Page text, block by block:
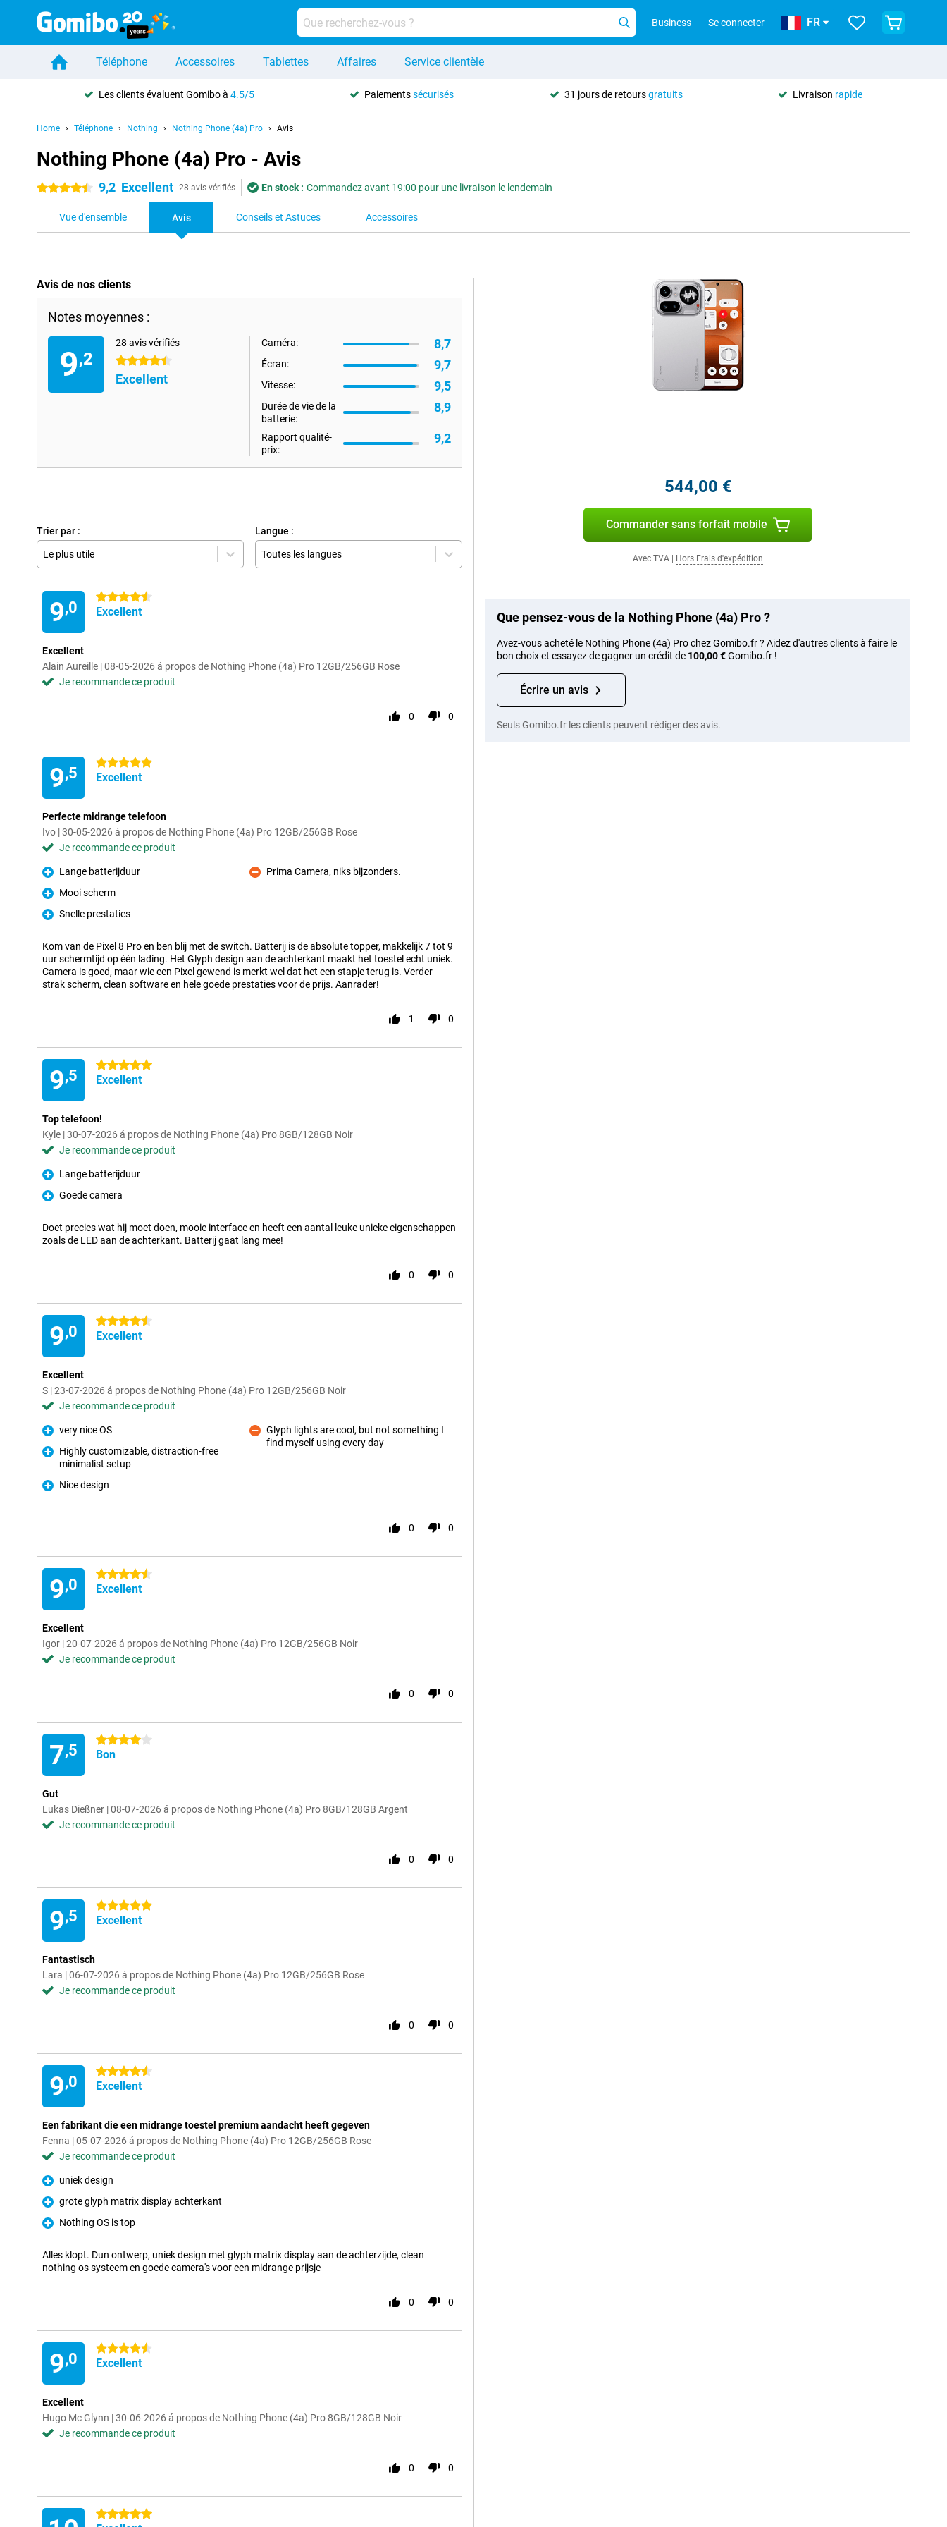
Business Se connecter FR
Téléphone Accessoires Tablettes Affaires Service clientèle
Les clients évaluent Gomibo à4.5/5 Paiementssécurisés 31 jours de retoursgratuits Livraison rapide
Home Téléphone Nothing Nothing Phone (4a) Pro Avis
Nothing Phone (4a) Pro - Avis
4.5 étoiles 9,2 Excellent 28 avis vérifiés En stock : Commandez avant 19:00 pour une livraison le lendemain
Vue d'ensemble Avis Conseils et Astuces Accessoires
Avis de nos clients
Notes moyennes :
9,2
28 avis vérifiés
4.5 étoiles
Excellent
Caméra: 8,7
Écran: 9,7
Vitesse: 9,5
Durée de vie de la
batterie:
8,9
Rapport qualité-
prix:
9,2
Trier par :
Le plus utile
Langue :
Toutes les langues
9,0
4.5 étoiles
Excellent
Excellent
Alain Aureille | 08-05-2026 á propos de Nothing Phone (4a) Pro 12GB/256GB Rose
Je recommande ce produit
0 0
9,5
5 étoiles
Excellent
Perfecte midrange telefoon
Ivo | 30-05-2026 á propos de Nothing Phone (4a) Pro 12GB/256GB Rose
Je recommande ce produit
Pour
Lange batterijduur
Pour
Mooi scherm
Pour
Snelle prestaties
Contre
Prima Camera, niks bijzonders.
Kom van de Pixel 8 Pro en ben blij met de switch. Batterij is de absolute topper, makkelijk 7 tot 9
uur schermtijd op één lading. Het Glyph design aan de achterkant maakt het toestel echt uniek.
Camera is goed, maar wie een Pixel gewend is merkt wel dat het een stapje terug is. Verder
strak scherm, clean software en hele goede prestaties voor de prijs. Aanrader!
1 0
9,5
5 étoiles
Excellent
Top telefoon!
Kyle | 30-07-2026 á propos de Nothing Phone (4a) Pro 8GB/128GB Noir
Je recommande ce produit
Pour
Lange batterijduur
Pour
Goede camera
Doet precies wat hij moet doen, mooie interface en heeft een aantal leuke unieke eigenschappen
zoals de LED aan de achterkant. Batterij gaat lang mee!
0 0
9,0
4.5 étoiles
Excellent
Excellent
S | 23-07-2026 á propos de Nothing Phone (4a) Pro 12GB/256GB Noir
Je recommande ce produit
Pour
very nice OS
Pour
Highly customizable, distraction-free
minimalist setup
Pour
Nice design
Contre
Glyph lights are cool, but not something I
find myself using every day
0 0
9,0
4.5 étoiles
Excellent
Excellent
Igor | 20-07-2026 á propos de Nothing Phone (4a) Pro 12GB/256GB Noir
Je recommande ce produit
0 0
7,5
4 étoiles
Bon
Gut
Lukas Dießner | 08-07-2026 á propos de Nothing Phone (4a) Pro 8GB/128GB Argent
Je recommande ce produit
0 0
9,5
5 étoiles
Excellent
Fantastisch
Lara | 06-07-2026 á propos de Nothing Phone (4a) Pro 12GB/256GB Rose
Je recommande ce produit
0 0
9,0
4.5 étoiles
Excellent
Een fabrikant die een midrange toestel premium aandacht heeft gegeven
Fenna | 05-07-2026 á propos de Nothing Phone (4a) Pro 12GB/256GB Rose
Je recommande ce produit
Pour
uniek design
Pour
grote glyph matrix display achterkant
Pour
Nothing OS is top
Alles klopt. Dun ontwerp, uniek design met glyph matrix display aan de achterzijde, clean
nothing os systeem en goede camera's voor een midrange prijsje
0 0
9,0
4.5 étoiles
Excellent
Excellent
Hugo Mc Glynn | 30-06-2026 á propos de Nothing Phone (4a) Pro 8GB/128GB Noir
Je recommande ce produit
0 0
5 étoiles
544,00 €
Commander sans forfait mobile
Avec TVA Hors Frais d'expédition
Que pensez-vous de la Nothing Phone (4a) Pro ?
Avez-vous acheté le Nothing Phone (4a) Pro chez Gomibo.fr ? Aidez d'autres clients à faire le
bon choix et essayez de gagner un crédit de 100,00 €Gomibo.fr !
Écrire un avis
Seuls Gomibo.fr les clients peuvent rédiger des avis.